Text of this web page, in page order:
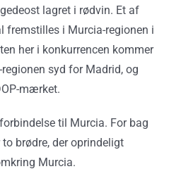
lagret i rødvin. Et af
fremstilles i Murcia-regionen i
her i konkurrencen kommer
syd for Madrid, og
mærket.
til Murcia. For bag
brødre, der oprindeligt
Murcia.